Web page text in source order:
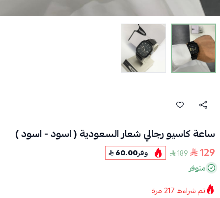
ساعة كاسيو رجالي شعار السعودية ( اسود - اسود )
129
189 وفر60.00
متوفر
تم شراءه217 مرة